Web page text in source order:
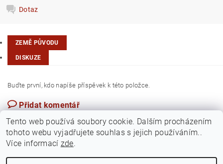
Dotaz
ZEMĚ PŮVODU
DISKUZE
Buďte první, kdo napíše příspěvek k této položce.
Přidat komentář
Tento web používá soubory cookie. Dalším procházením
tohoto webu vyjadřujete souhlas s jejich používáním..
Více informací zde.